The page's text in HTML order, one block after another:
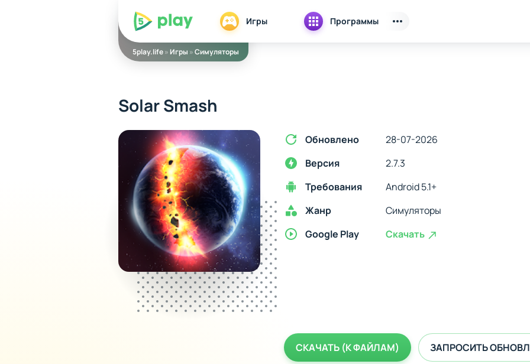
5play Игры Программы
5play.life»Игры »Симуляторы
Solar Smash
Обновлено
28-07-2026
Версия
2.7.3
Требования
Android 5.1+
Жанр
Симуляторы
Google Play
Скачать
СКАЧАТЬ (К ФАЙЛАМ) ЗАПРОСИТЬ